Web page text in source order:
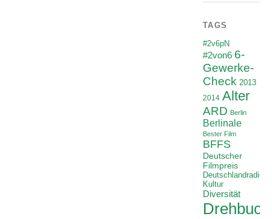
TAGS
#2v6pN
#2von6 6-
Gewerke-
Check 2013
2014 Alter
ARD Berlin
Berlinale
Bester Film
BFFS
Deutscher
Filmpreis
Deutschlandradio
Kultur
Diversität
Drehbuch